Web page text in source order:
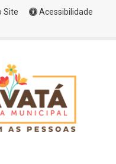
Site
Acessibilidade